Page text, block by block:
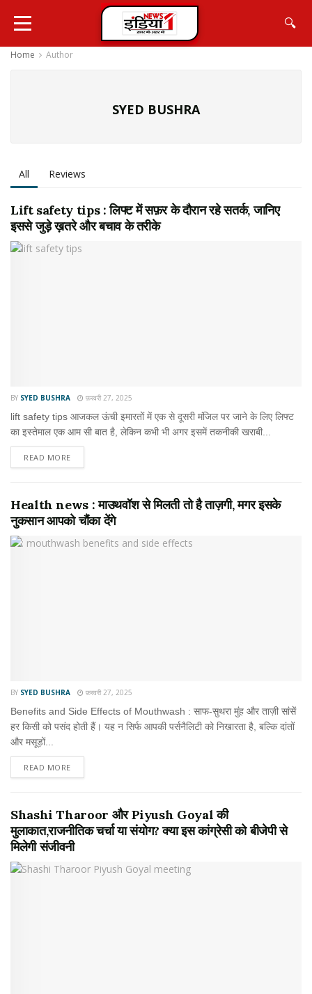
🔍
Home Author
SYED BUSHRA
All Reviews
Lift safety tips : लिफ्ट में सफ़र के दौरान रहे सतर्क, जानिए
इससे जुड़े ख़तरे और बचाव के तरीके
BY SYED BUSHRA फ़रवरी 27, 2025
lift safety tips आजकल ऊंची इमारतों में एक से दूसरी मंजिल पर जाने के लिए लिफ्ट
का इस्तेमाल एक आम सी बात है, लेकिन कभी भी अगर इसमें तकनीकी खराबी...
READ MORE
Health news : माउथवॉश से मिलती तो है ताज़गी, मगर इसके
नुकसान आपको चौंका देंगे
BY SYED BUSHRA फ़रवरी 27, 2025
Benefits and Side Effects of Mouthwash : साफ-सुथरा मुंह और ताज़ी सांसें
हर किसी को पसंद होती हैं। यह न सिर्फ आपकी पर्सनैलिटी को निखारता है, बल्कि दांतों
और मसूड़ों...
READ MORE
Shashi Tharoor और Piyush Goyal की
मुलाकात,राजनीतिक चर्चा या संयोग? क्या इस कांग्रेसी को बीजेपी से
मिलेगी संजीवनी